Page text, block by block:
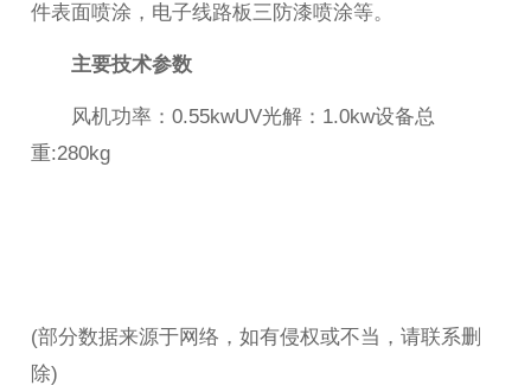
件表面喷涂，电子线路板三防漆喷涂等。
主要技术参数
风机功率：0.55kwUV光解：1.0kw设备总
重:280kg
(部分数据来源于网络，如有侵权或不当，请联系删
除)